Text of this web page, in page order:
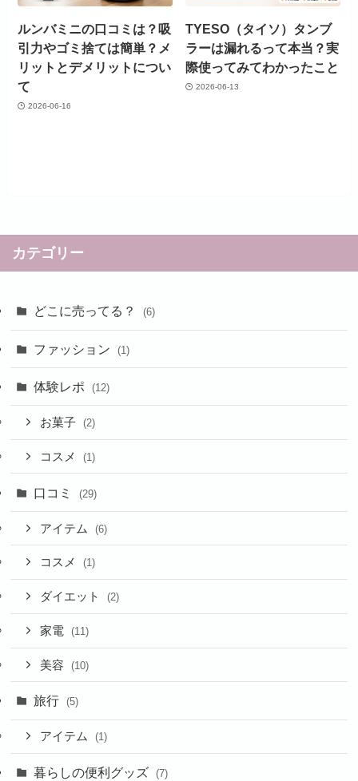
ルンバミニの口コミは？吸
引力やゴミ捨ては簡単？メ
リットとデメリットについ
て
2026-06-16
TYESO（タイソ）タンブ
ラーは漏れるって本当？実
際使ってみてわかったこと
2026-06-13
カテゴリー
どこに売ってる？ (6)
ファッション (1)
体験レポ (12)
お菓子 (2)
コスメ (1)
口コミ (29)
アイテム (6)
コスメ (1)
ダイエット (2)
家電 (11)
美容 (10)
旅行 (5)
アイテム (1)
暮らしの便利グッズ (7)